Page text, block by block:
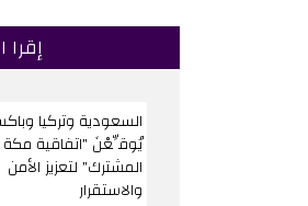
إقرا
السعودية وتركيا
يُوقِّعْنَ "اتفاقية مكة
المشترك" لتعزيز الأمن
والاستقرار